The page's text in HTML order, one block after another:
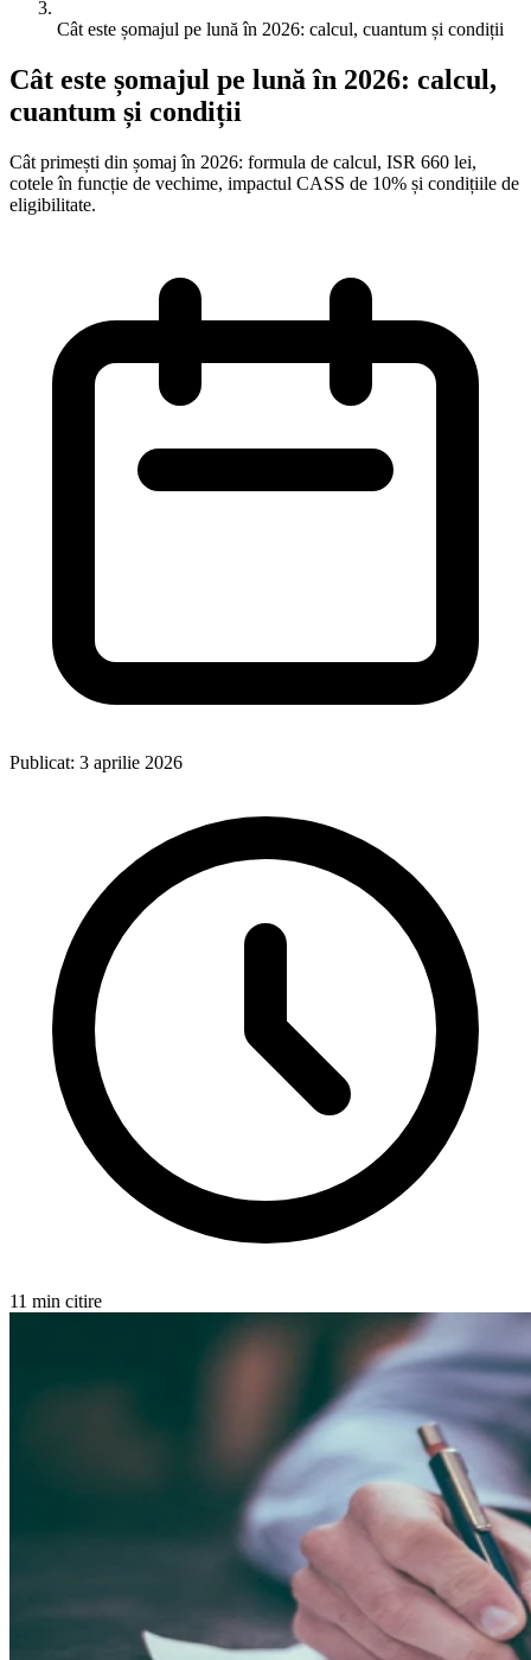
Cât este șomajul pe lună în 2026: calcul, cuantum și condiții
Cât este șomajul pe lună în 2026: calcul,
cuantum și condiții
Cât primești din șomaj în 2026: formula de calcul, ISR 660 lei,
cotele în funcție de vechime, impactul CASS de 10% și condițiile de
eligibilitate.
Publicat: 3 aprilie 2026
11 min citire